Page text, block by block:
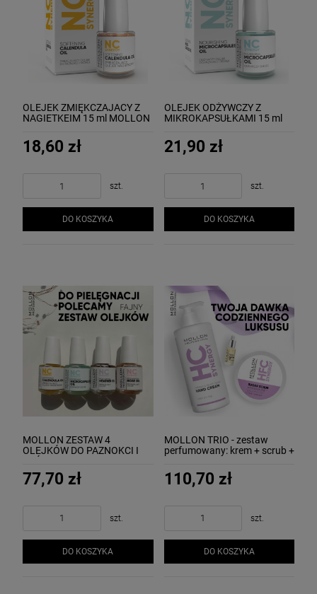
OLEJEK ZMIĘKCZAJACY Z
NAGIETKEIM 15 ml MOLLON
18,60 zł
szt.
DO KOSZYKA
OLEJEK ODŻYWCZY Z
MIKROKAPSUŁKAMI 15 ml
WITH MICROCAPSULES
21,90 zł
szt.
DO KOSZYKA
MOLLON ZESTAW 4
OLEJKÓW DO PAZNOKCI I
nagietek+mikrokapsułki+wrzos+róża
77,70 zł
szt.
DO KOSZYKA
MOLLON TRIO - zestaw
perfumowany: krem + scrub +
110,70 zł
szt.
DO KOSZYKA